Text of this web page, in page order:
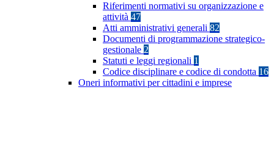
Riferimenti normativi su organizzazione e
attività 47
Atti amministrativi generali 82
Documenti di programmazione strategico-
gestionale 2
Statuti e leggi regionali 1
Codice disciplinare e codice di condotta 16
Oneri informativi per cittadini e imprese